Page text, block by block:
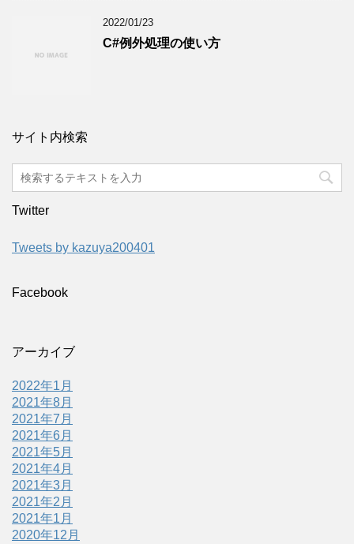
2022/01/23
C#例外処理の使い方
サイト内検索
Twitter
Tweets by kazuya200401
Facebook
アーカイブ
2022年1月
2021年8月
2021年7月
2021年6月
2021年5月
2021年4月
2021年3月
2021年2月
2021年1月
2020年12月